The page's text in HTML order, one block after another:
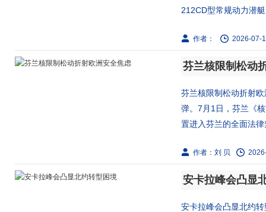
212CD型常规动力潜
作者： 2026-07-
芬兰核限制松动
芬兰核限制松动折射
弹。7月1日，芬兰《
置进入芬兰的全面法
作者：刘 贝
安卡拉峰会凸显
安卡拉峰会凸显北约